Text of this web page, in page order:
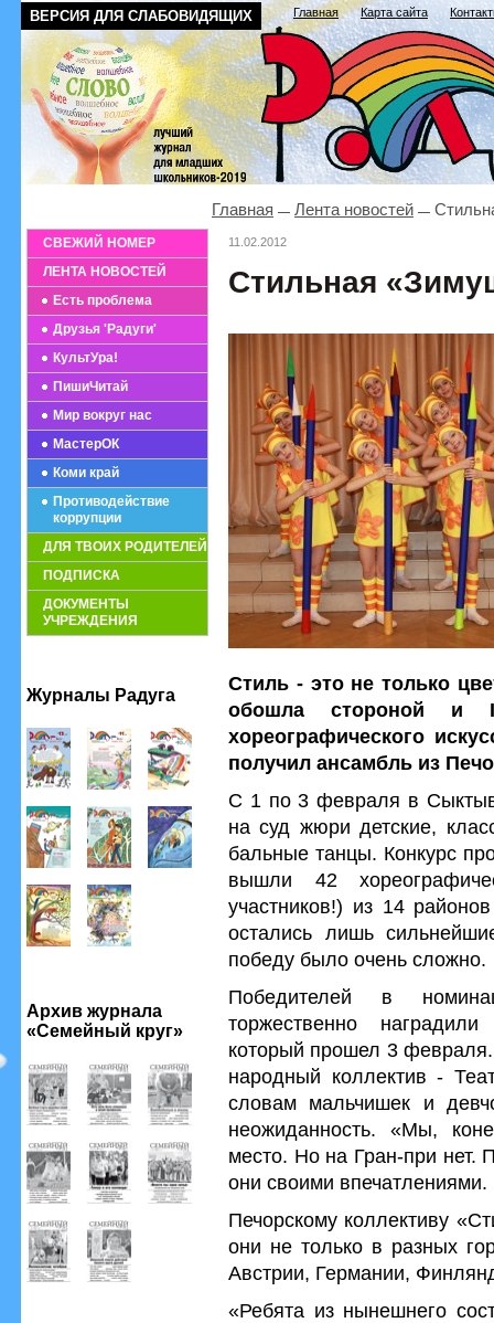
ВЕРСИЯ ДЛЯ СЛАБОВИДЯЩИХ Главная Карта сайта
СВЕЖИЙ НОМЕР
ЛЕНТА НОВОСТЕЙ
Есть проблема
Друзья 'Радуги'
КультУра!
ПишиЧитай
Мир вокруг нас
МастерОК
Коми край
Противодействие
коррупции
ДЛЯ ТВОИХ РОДИТЕЛЕЙ
ПОДПИСКА
ДОКУМЕНТЫ
УЧРЕЖДЕНИЯ
Журналы Радуга
Архив журнала
«Семейный круг»
Главная Лента новостей
11.02.2012
Стильная
Стиль - это не только
обошла стороной и
хореографического
получил ансамбль из
С 1 по 3 февраля в
на суд жюри детские,
бальные танцы. Конкурс
вышли 42
участников!) из 14
остались лишь
победу было очень сложно.
Победителей в
торжественно
который прошел 3
народный коллектив -
словам мальчишек и
неожиданность. «Мы,
место. Но на Гран-при нет.
они своими впечатлениями.
Печорскому коллективу
они не только в разных
Австрии, Германии,
«Ребята из нынешнего